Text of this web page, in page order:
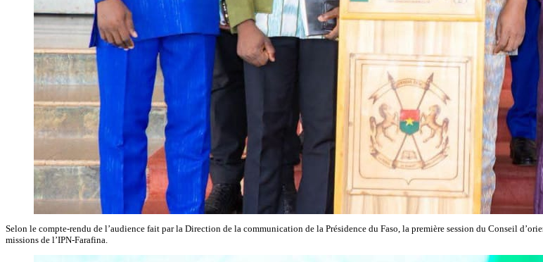
Selon le compte-rendu de l’audience fait par la Direction de la communication de la Présidence du Faso, la première session du Conseil
missions de l’IPN-Farafina.